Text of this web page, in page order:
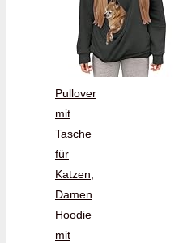
Pullover
mit
Tasche
für
Katzen,
Damen
Hoodie
mit